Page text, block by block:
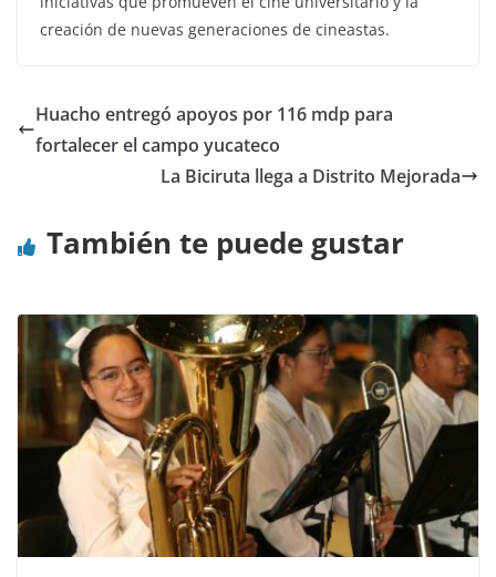
creación de nuevas generaciones de cineastas.
Huacho entregó apoyos por 116 mdp para
fortalecer el campo yucateco
La Biciruta llega a Distrito Mejorada
También te puede gustar